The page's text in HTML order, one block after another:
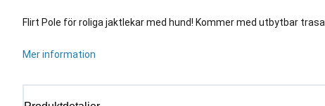
Flirt Pole för roliga jaktlekar med hund! Kommer med utbytbar trasa.
Mer information